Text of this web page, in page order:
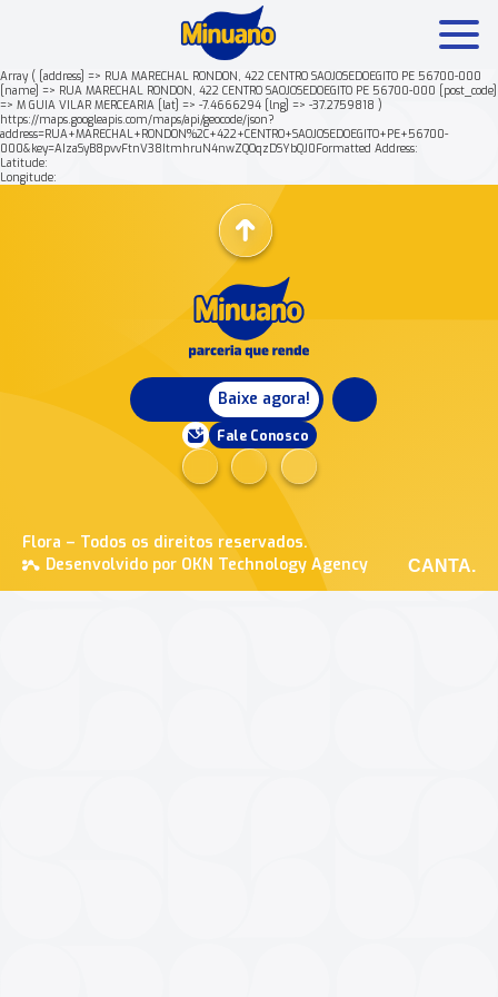
Array ( [address] => RUA MARECHAL RONDON, 422 CENTRO SAOJOSEDOEGITO PE 56700-000
[name] => RUA MARECHAL RONDON, 422 CENTRO SAOJOSEDOEGITO PE 56700-000 [post_code]
=> M GUIA VILAR MERCEARIA [lat] => -7.4666294 [lng] => -37.2759818 )
https://maps.googleapis.com/maps/api/geocode/json?
address=RUA+MARECHAL+RONDON%2C+422+CENTRO+SAOJOSEDOEGITO+PE+56700-
000&key=AIzaSyB8pvvFtnV38ItmhruN4nwZQOqzDSYbQJ0Formatted Address:
Latitude:
Longitude:
Baixe agora!
Fale Conosco
Flora – Todos os direitos reservados.
Desenvolvido por OKN Technology Agency
CANTA.
Mais buscados: Produtos Minuano Rende +
Nossa história